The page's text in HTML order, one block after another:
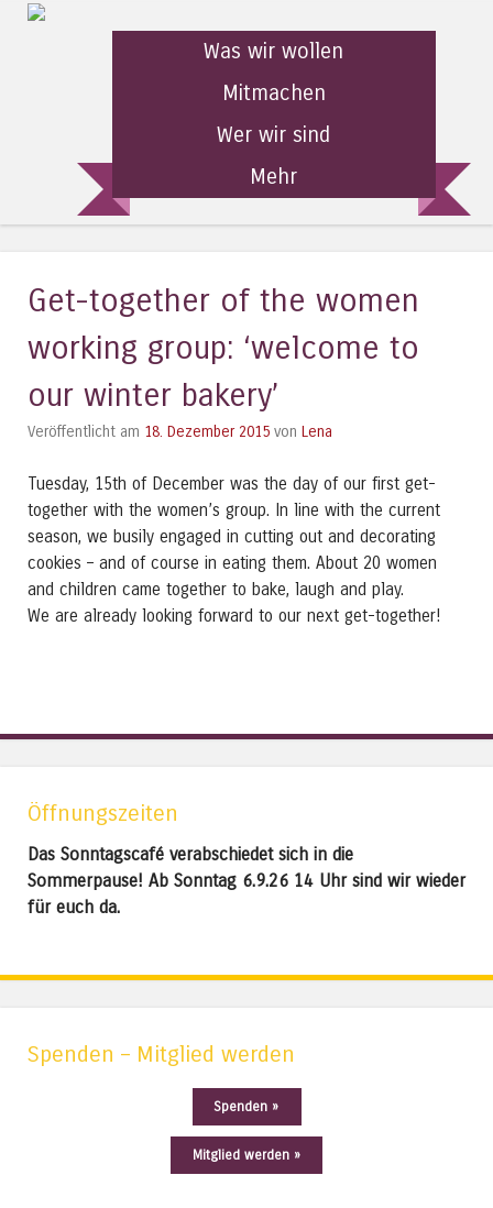
Was wir wollen
Mitmachen
Wer wir sind
Mehr
Get-together of the women
working group: ‘welcome to
our winter bakery’
Veröffentlicht am 18. Dezember 2015 von Lena
Tuesday, 15th of December was the day of our first get-
together with the women’s group. In line with the current
season, we busily engaged in cutting out and decorating
cookies – and of course in eating them. About 20 women
and children came together to bake, laugh and play.
We are already looking forward to our next get-together!
Öffnungszeiten
Das Sonntagscafé verabschiedet sich in die
Sommerpause! Ab Sonntag 6.9.26 14 Uhr sind wir wieder
für euch da.
Spenden – Mitglied werden
Spenden »
Mitglied werden »